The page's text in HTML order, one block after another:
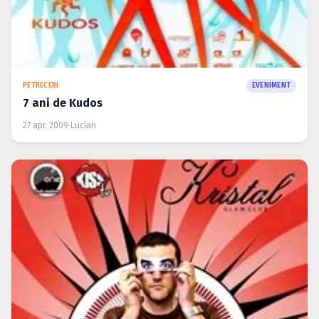
PETRECERI EVENIMENT
7 ani de Kudos
27 apr. 2009·Lucian